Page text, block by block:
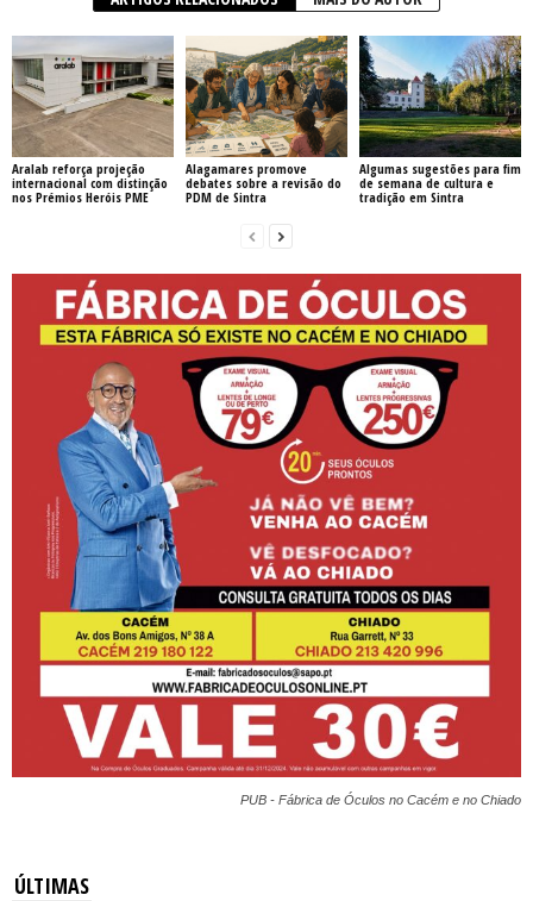
Aralab reforça projeção
internacional com distinção
nos Prémios Heróis PME
Alagamares promove
debates sobre a revisão do
PDM de Sintra
Algumas sugestões para fim
de semana de cultura e
tradição em Sintra
PUB - Fábrica de Óculos no Cacém e no Chiado
ÚLTIMAS